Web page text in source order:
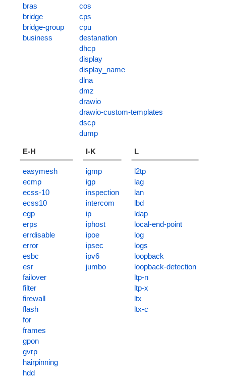
bras
bridge
bridge-group
business
cos
cps
cpu
destanation
dhcp
display
display_name
dlna
dmz
drawio
drawio-custom-templates
dscp
dump
E-H
easymesh
ecmp
ecss-10
ecss10
egp
erps
errdisable
error
esbc
esr
failover
filter
firewall
flash
for
frames
gpon
gvrp
hairpinning
hdd
I-K
igmp
igp
inspection
intercom
ip
iphost
ipoe
ipsec
ipv6
jumbo
L
l2tp
lag
lan
lbd
ldap
local-end-point
log
logs
loopback
loopback-detection
ltp-n
ltp-x
ltx
ltx-c